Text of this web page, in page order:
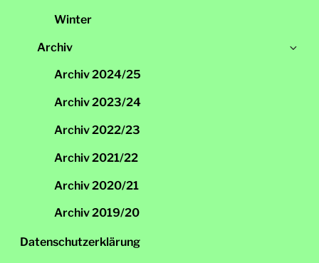
Winter
Archiv
Archiv 2024/25
Archiv 2023/24
Archiv 2022/23
Archiv 2021/22
Archiv 2020/21
Archiv 2019/20
Datenschutzerklärung